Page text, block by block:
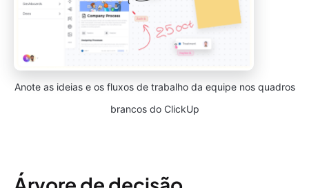
Anote as ideias e os fluxos de trabalho da equipe nos quadros
brancos do ClickUp